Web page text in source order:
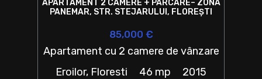
APARTAMENT 2 CAMERE + PARCARE– ZONA
PANEMAR, STR. STEJARULUI, FLOREȘTI
85,000 €
Apartament cu 2 camere de vânzare
Eroilor, Floresti
46 mp 2015